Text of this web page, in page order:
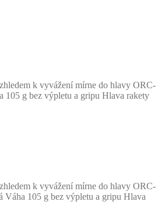
k vyvážení mírne do hlavy ORC-
g bez výpletu a gripu Hlava rakety
k vyvážení mírne do hlavy ORC-
105 g bez výpletu a gripu Hlava